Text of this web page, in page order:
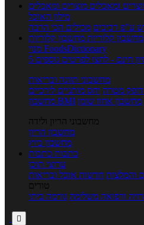
ומאכלים מוצרים ומאכלים
מילון האוכל
ע"פ רכיבים מכילים הכי הרבה
מחשבון קלוריות מחשבון קלוריות
מנוי FoodsDictionary
חינם - לחצו לפרטים נוספים
מחשבוני תזונה ובריאות
מטרה יחס מותניים לירכיים
מחשבון BMI מחשבון אחוז שומן
מחשבוני הריון ולידה
מחשבון הריון
מחשבון ביוץ
כתבות כתבות
ערוצי תוכן
והמלצות חדשות אוכל ובריאות
טורים
ורפואה משלימה גורמה ביתי
